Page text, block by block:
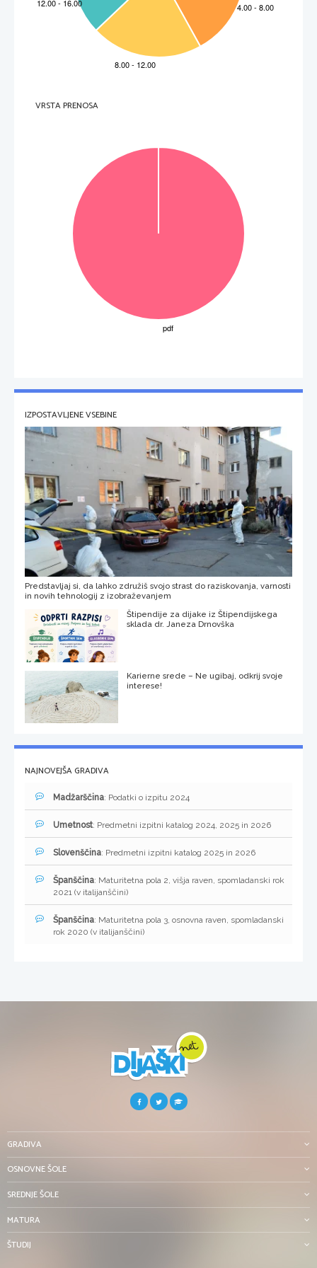
Non scrivete nel campo grigio
5. ¿Dónde conoció el viejo Gerardo a la abuela vasca?
  _____________________________________________________________________________________
¿Qué trabajos tenía Sepúlveda antes de ir a la cárcel? Escribe
–  ____________________________________________________________________________________
–  ____________________________________________________________________________________
  _____________________________________________________________________________________
10.   ¿De qué está orgulloso Sepúlveda?
VRSTA PRENOSA
IZPOSTAVLJENE VSEBINE
Predstavljaj si, da lahko združiš svojo strast do raziskovanja, varnosti
in novih tehnologij z izobraževanjem
Štipendije za dijake iz Štipendijskega
sklada dr. Janeza Drnovška
Karierne srede – Ne ugibaj, odkrij svoje
interese!
NAJNOVEJŠA GRADIVA
Madžarščina: Podatki o izpitu 2024
Umetnost: Predmetni izpitni katalog 2024, 2025 in 2026
Slovenščina: Predmetni izpitni katalog 2025 in 2026
Španščina: Maturitetna pola 2, višja raven, spomladanski rok
2021 (v italijanščini)
Španščina: Maturitetna pola 3, osnovna raven, spomladanski
rok 2020 (v italijanščini)
GRADIVA
OSNOVNE ŠOLE
SREDNJE ŠOLE
MATURA
ŠTUDIJ